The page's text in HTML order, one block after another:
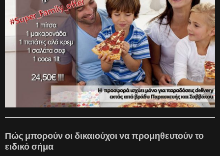
Πώς μπορούν οι δικαιούχοι να προμηθευτούν το
ειδικό σήμα